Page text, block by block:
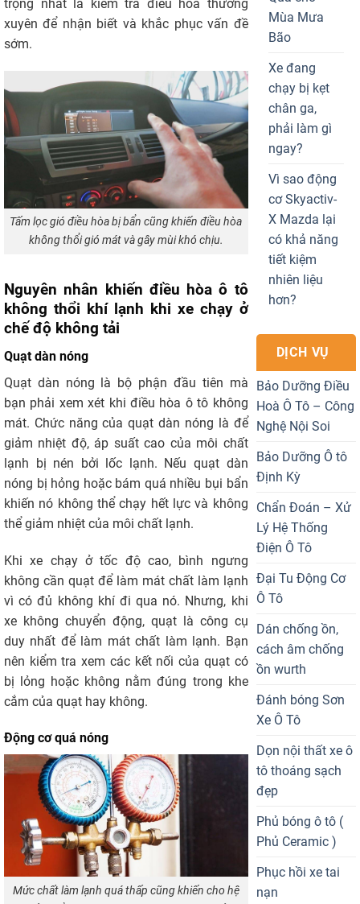
trọng nhất là kiểm tra điều hòa thường
xuyên để nhận biết và khắc phục vấn đề
sớm.
Tấm lọc gió điều hòa bị bẩn cũng khiến điều hòa
không thổi gió mát và gây mùi khó chịu.
Nguyên nhân khiến điều hòa ô tô
không thổi khí lạnh khi xe chạy ở
chế độ không tải
Quạt dàn nóng
Quạt dàn nóng là bộ phận đầu tiên mà
bạn phải xem xét khi điều hòa ô tô không
mát. Chức năng của quạt dàn nóng là để
giảm nhiệt độ, áp suất cao của môi chất
lạnh bị nén bởi lốc lạnh. Nếu quạt dàn
nóng bị hỏng hoặc bám quá nhiều bụi bẩn
khiến nó không thể chạy hết lực và không
thể giảm nhiệt của môi chất lạnh.
Khi xe chạy ở tốc độ cao, bình ngưng
không cần quạt để làm mát chất làm lạnh
vì có đủ không khí đi qua nó. Nhưng, khi
xe không chuyển động, quạt là công cụ
duy nhất để làm mát chất làm lạnh. Bạn
nên kiểm tra xem các kết nối của quạt có
bị lỏng hoặc không nằm đúng trong khe
cắm của quạt hay không.
Động cơ quá nóng
Mức chất làm lạnh quá thấp cũng khiến cho hệ
Mùa Mưa
Bão
Xe đang
chạy bị kẹt
chân ga,
phải làm gì
ngay?
Vì sao động
cơ Skyactiv-
X Mazda lại
có khả năng
tiết kiệm
nhiên liệu
hơn?
DỊCH VỤ
Bảo Dưỡng Điều
Hoà Ô Tô – Công
Nghệ Nội Soi
Bảo Dưỡng Ô tô
Định Kỳ
Chẩn Đoán – Xử
Lý Hệ Thống
Điện Ô Tô
Đại Tu Động Cơ
Ô Tô
Dán chống ồn,
cách âm chống
ồn wurth
Đánh bóng Sơn
Xe Ô Tô
Dọn nội thất xe ô
tô thoáng sạch
đẹp
Phủ bóng ô tô (
Phủ Ceramic )
Phục hồi xe tai
nạn